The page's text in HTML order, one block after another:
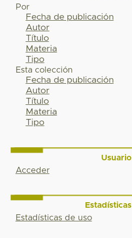
Por
Fecha de publicación
Autor
Título
Materia
Tipo
Esta colección
Fecha de publicación
Autor
Título
Materia
Tipo
Usuario
Acceder
Estadísticas
Estadísticas de uso